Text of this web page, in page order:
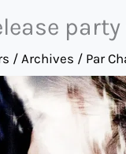
party
/ Archives / Par